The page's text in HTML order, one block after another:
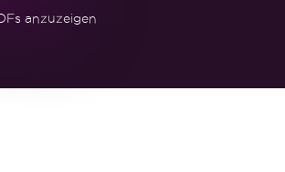
the file location to loa
anzuzeigen